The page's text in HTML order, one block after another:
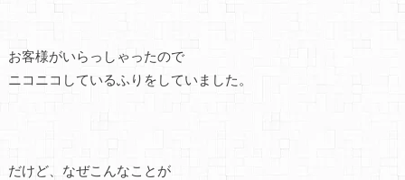
お客様がいらっしゃったので
ニコニコしているふりをしていました。
だけど、なぜこんなことが